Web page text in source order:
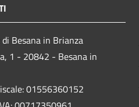
di Besana in Brianza
1 - 20842 - Besana in
01556360152